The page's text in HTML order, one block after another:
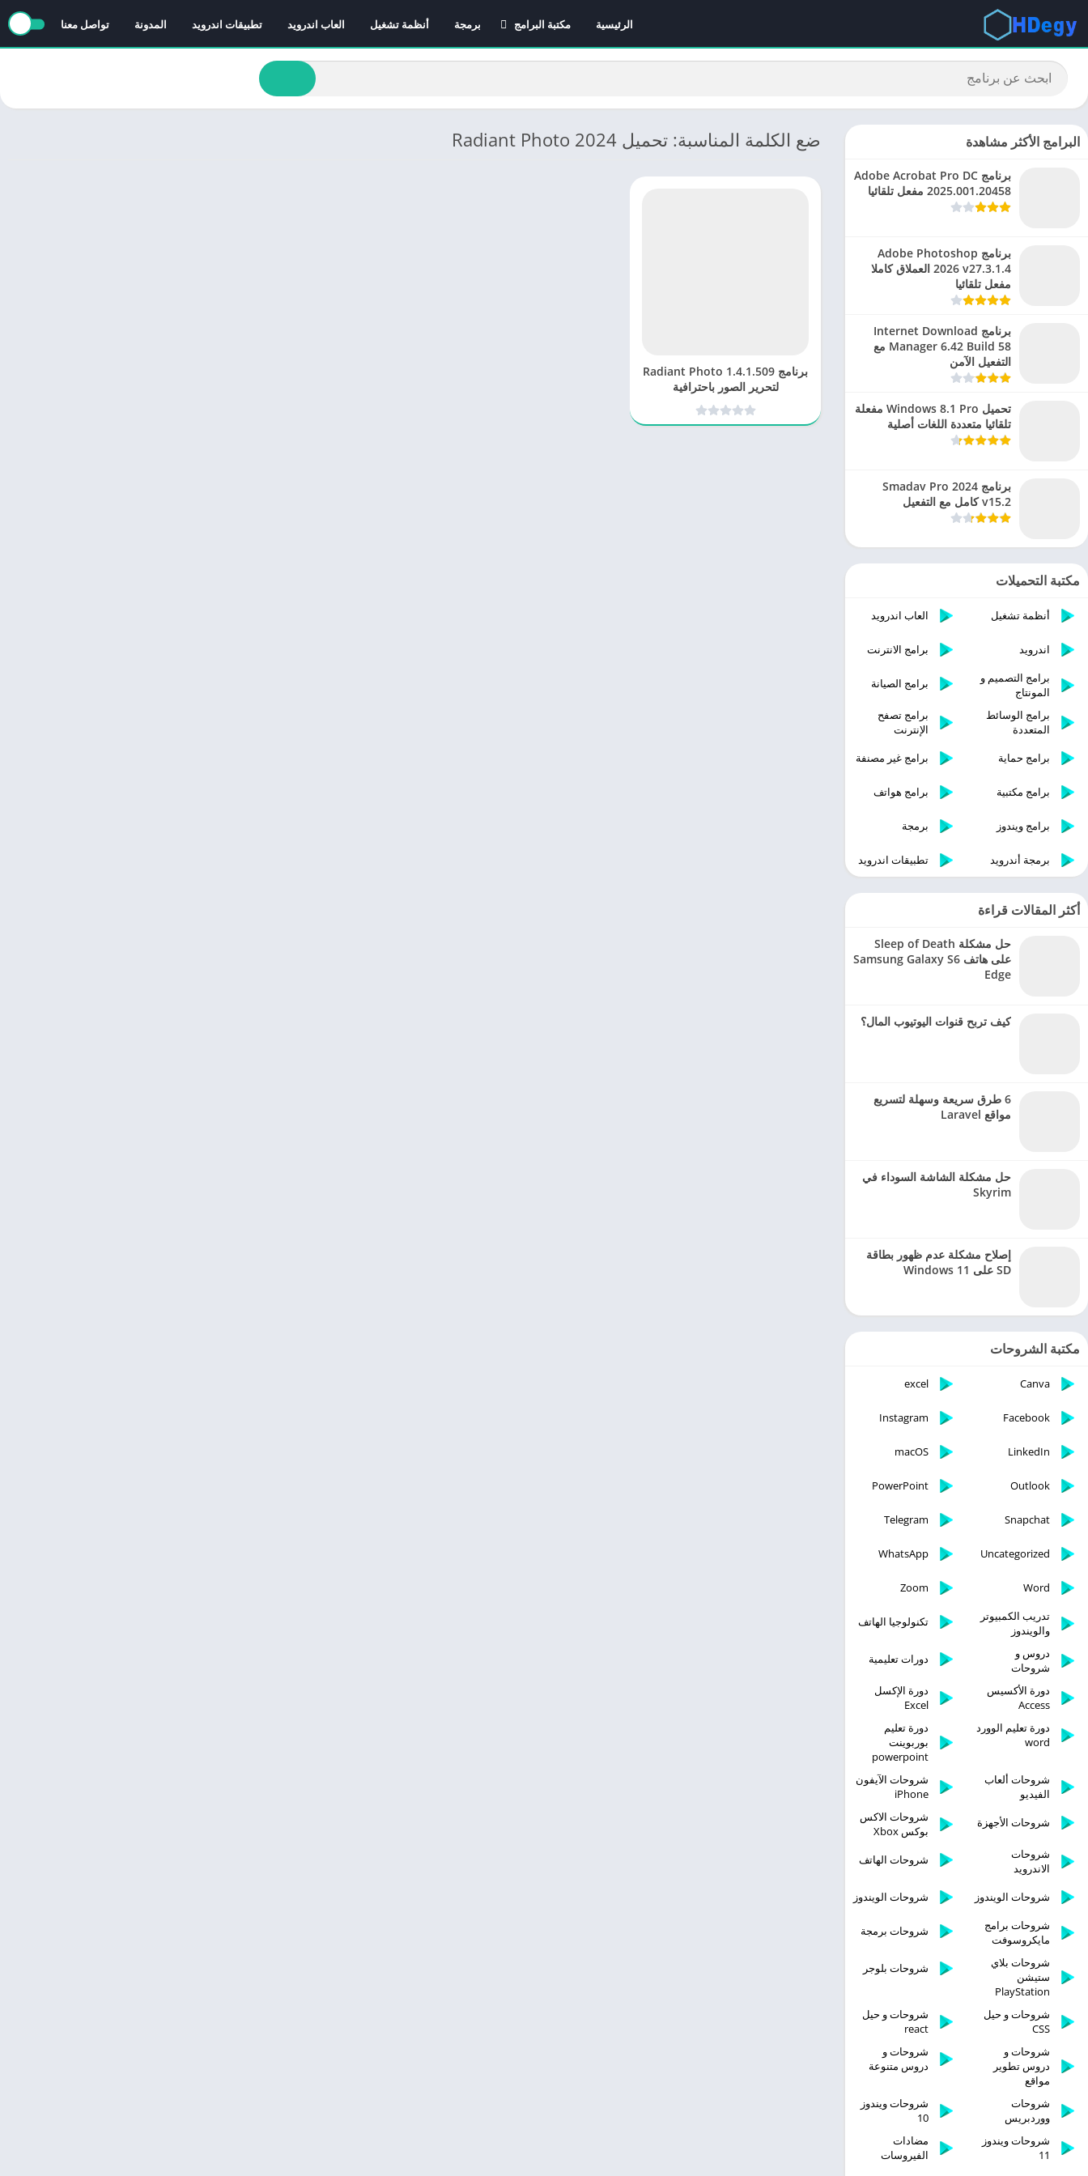
الرئيسية
مكتبة البرامج
برامج الانترنت
برامج تصفح الإنترنت
برمجة أنظمة تشغيل العاب اندرويد تطبيقات اندرويد المدونة تواصل معنا
ضع الكلمة المناسبة: تحميل Radiant Photo 2024
برنامج Radiant Photo 1.4.1.509
لتحرير الصور باحترافية
البرامج الأكثر مشاهدة
برنامج Adobe Acrobat Pro DC
2025.001.20458 مفعل تلقائيا
برنامج Adobe Photoshop
2026 v27.3.1.4 العملاق كاملا
مفعل تلقائيا
برنامج Internet Download
Manager 6.42 Build 58 مع
التفعيل الآمن
تحميل Windows 8.1 Pro مفعلة
تلقائيا متعددة اللغات أصلية
برنامج Smadav Pro 2024
v15.2 كامل مع التفعيل
مكتبة التحميلات
أنظمة تشغيل العاب اندرويد
اندرويد
برامج الانترنت
برامج التصميم و
المونتاج
برامج الصيانة
برامج الوسائط
المتعددة
برامج تصفح
الإنترنت
برامج حماية
برامج غير مصنفة
برامج مكتبية برامج هواتف
برامج ويندوز برمجة
برمجة أندرويد تطبيقات اندرويد
أكثر المقالات قراءة
حل مشكلة Sleep of Death
على هاتف Samsung Galaxy S6
Edge
كيف تربح قنوات اليوتيوب المال؟
6 طرق سريعة وسهلة لتسريع
مواقع Laravel
حل مشكلة الشاشة السوداء في
Skyrim
إصلاح مشكلة عدم ظهور بطاقة
SD على Windows 11
مكتبة الشروحات
Canva
excel
Facebook
Instagram
LinkedIn
macOS
Outlook
PowerPoint
Snapchat
Telegram
Uncategorized
WhatsApp
Word
Zoom
تدريب الكمبيوتر
والويندوز
تكنولوجيا الهاتف
دروس و
شروحات
دورات تعليمية
دورة الأكسيس
Access
دورة الإكسل
Excel
دورة تعليم الوورد
word
دورة تعليم
بوربوينت
powerpoint
شروحات ألعاب
الفيديو
شروحات الآيفون
iPhone
شروحات الأجهزة
شروحات الاكس
بوكس Xbox
شروحات
الاندرويد
شروحات الهاتف
شروحات الويندوز
شروحات الويندوز
شروحات برامج
مايكروسوفت
شروحات برمجة
شروحات بلاي
ستيشن
PlayStation
شروحات بلوجر
شروحات و حيل
CSS
شروحات و حيل
react
شروحات و
دروس تطوير
مواقع
شروحات و
دروس متنوعة
شروحات
ووردبريس
شروحات ويندوز
10
شروحات ويندوز
11
مضادات
الفيروسات